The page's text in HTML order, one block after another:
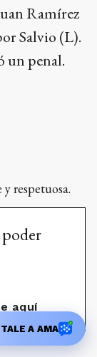
Ramírez
Salvio (L).
un penal.
respetuosa.
aquí
A AMA